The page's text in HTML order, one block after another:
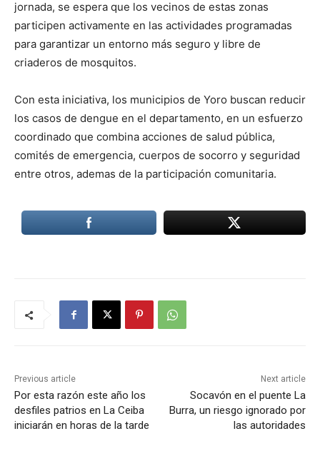
jornada, se espera que los vecinos de estas zonas
participen activamente en las actividades programadas
para garantizar un entorno más seguro y libre de
criaderos de mosquitos.
Con esta iniciativa, los municipios de Yoro buscan reducir
los casos de dengue en el departamento, en un esfuerzo
coordinado que combina acciones de salud pública,
comités de emergencia, cuerpos de socorro y seguridad
entre otros, ademas de la participación comunitaria.
Previous article
Por esta razón este año los
desfiles patrios en La Ceiba
iniciarán en horas de la tarde
Next article
Socavón en el puente La
Burra, un riesgo ignorado por
las autoridades